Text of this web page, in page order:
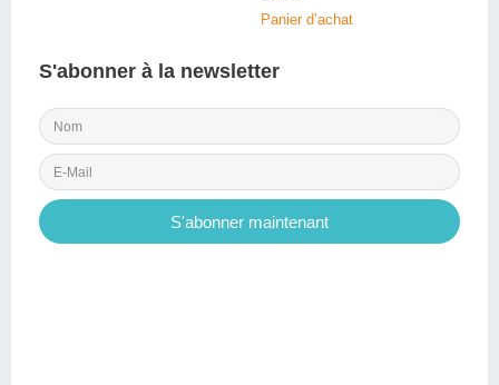
Panier d’achat
S'abonner à la newsletter
S'abonner maintenant